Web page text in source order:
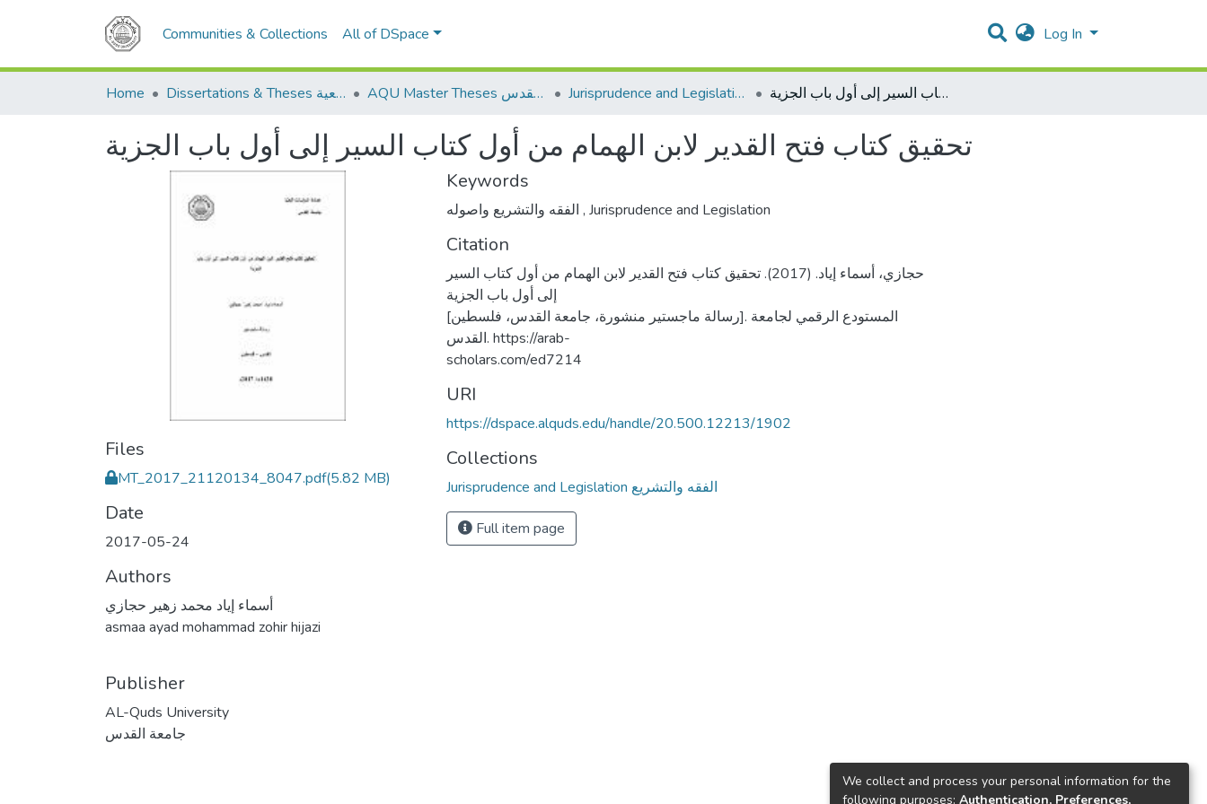
Communities & Collections All of DSpace Log In
Home Dissertations & Theses الرسائل الجامعية AQU Master Theses الرسائل الجامعية الخاصة بجامعة القدس Jurisprudence and Legislation الفقه والتشريع تحقيق كتاب فتح القدير لابن الهمام من أول كتاب السير إلى أول باب الجزية
تحقيق كتاب فتح القدير لابن الهمام من أول كتاب السير إلى أول باب الجزية
Files
MT_2017_21120134_8047.pdf(5.82 MB)
Date
2017-05-24
Authors
أسماء إياد محمد زهير حجازي
asmaa ayad mohammad zohir hijazi
Publisher
AL-Quds University
جامعة القدس
Keywords
, Jurisprudence and Legislation
Citation
حجازي، أسماء إياد. (2017). تحقيق كتاب فتح القدير لابن الهمام من أول كتاب السير
إلى أول باب الجزية
[رسالة ماجستير منشورة، جامعة القدس، فلسطين]. المستودع الرقمي لجامعة
القدس. https://arab-
scholars.com/ed7214
URI
https://dspace.alquds.edu/handle/20.500.12213/1902
Collections
Jurisprudence and Legislation الفقه والتشريع
Full item page
We collect and process your personal information for the
following purposes: Authentication, Preferences,